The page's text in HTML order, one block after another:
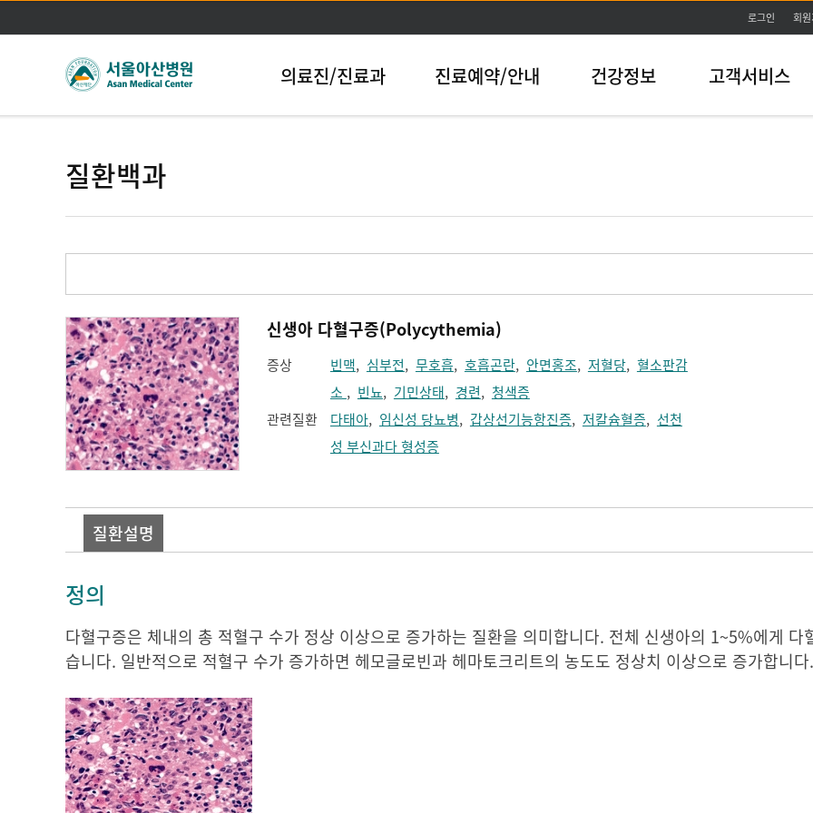
본문바로가기
로그인 회
의료진/진료과 진료예약/안내 건강정보 고객서비스
질환백과
신생아 다혈구증(Polycythemia)
증상 빈맥, 심부전, 무호흡, 호흡곤란, 안면홍조, 저혈당, 혈소판감
소 , 빈뇨, 기민상태, 경련, 청색증
관련질환
다태아, 임신성 당뇨병, 갑상선기능항진증, 저칼슘혈증, 선천
성 부신과다 형성증
질환설명
정의
다혈구증은 체내의 총 적혈구 수가 정상 이상으로 증가하는 질환을 의미합니다. 전체 신생아의 1~5%에게 다
습니다. 일반적으로 적혈구 수가 증가하면 헤모글로빈과 헤마토크리트의 농도도 정상치 이상으로 증가합니다.